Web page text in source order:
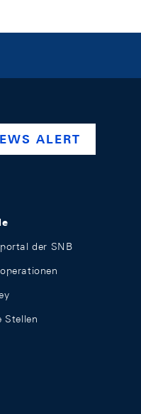
company/swiss-
ALERT
der SNB
Stellen